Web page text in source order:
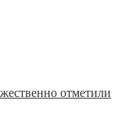
отметили